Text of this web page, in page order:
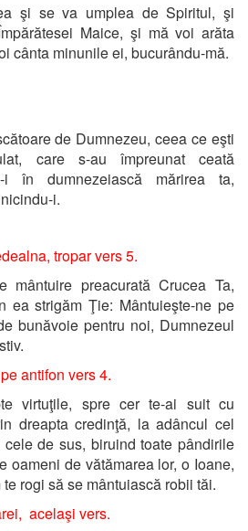
şi se va umplea de Spiritul, şi
Maice, şi mă voi arăta
cânta minunile ei, bucurându-mă.
de Dumnezeu, ceea ce eşti
care s-au împreunat ceată
i în dumnezeiască mărirea ta,
i.
tropar vers 5.
preacurată Crucea Ta,
ea strigăm Ţie: Mântuieşte-ne pe
bunăvoie pentru noi, Dumnezeul
antifon vers 4.
virtuţile, spre cer te-ai suit cu
dreapta credinţă, la adâncul cel
de sus, biruind toate pândirile
oameni de vătămarea lor, o Ioane,
rogi să se mântuiască robii tăi.
acelaşi vers.